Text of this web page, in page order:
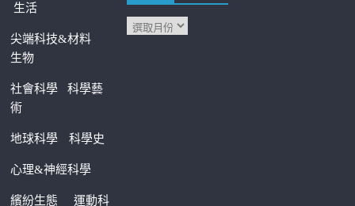
生活
尖端科技&材料
生物
社會科學科學藝
術
地球科學 科學史
心理&神經科學
繽紛生態運動科